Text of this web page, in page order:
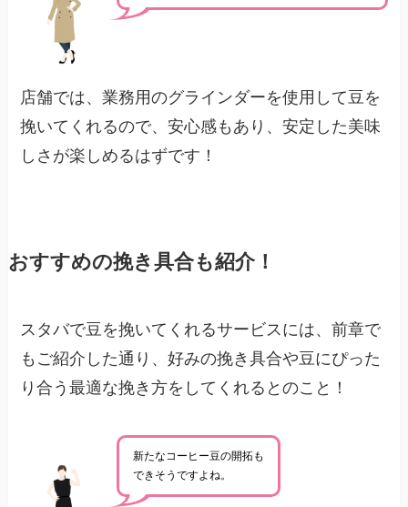
店舗では、業務用のグラインダーを使用して豆を
挽いてくれるので、安心感もあり、安定した美味
しさが楽しめるはずです！
おすすめの挽き具合も紹介！
スタバで豆を挽いてくれるサービスには、前章で
もご紹介した通り、好みの挽き具合や豆にぴった
り合う最適な挽き方をしてくれるとのこと！
新たなコーヒー豆の開拓も
できそうですよね。